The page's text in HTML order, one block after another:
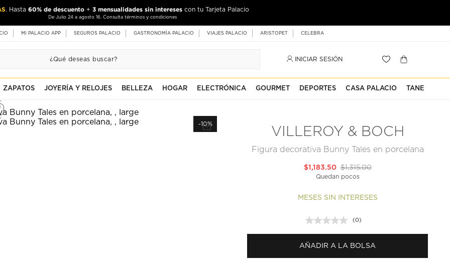
. Hasta 60% de descuento + 3 mensualidades sin intereses con tu Tarjeta Palacio
De Julio 24 a agosto 16. Consulta términos y condiciones
MI PALACIO APP SEGUROS PALACIO GASTRONOMÍA PALACIO VIAJES PALACIO ARISTOPET CELEBRA
INICIAR SESIÓN
ZAPATOS JOYERÍA Y RELOJES BELLEZA HOGAR ELECTRÓNICA GOURMET DEPORTES CASA PALACIO TANE
-10%
VILLEROY & BOCH
Figura decorativa Bunny Tales en porcelana
$1,315.00
$1,183.50
Quedan pocos
MESES SIN INTERESES
Sin
puntuación.
en
la
(0)
AÑADIR A LA BOLSA